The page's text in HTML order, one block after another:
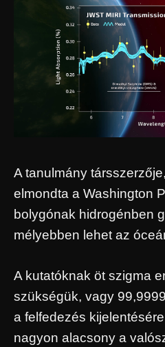
A tanulmány
elmondta a Washington
bolygónak hidrogénben
mélyebben lehet az
A kutatóknak öt szigma
szükségük, vagy
a felfedezés
nagyon alacsony a